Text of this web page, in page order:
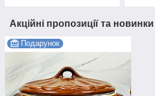
Акційні пропозиції та новинки
Подарунок